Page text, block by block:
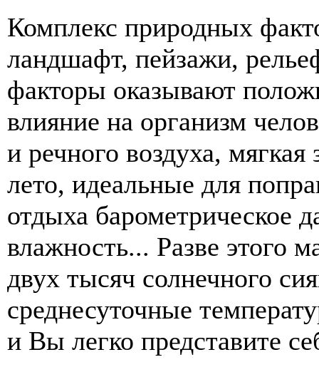
Комплекс природных
ландшафт, пейзажи,
факторы оказывают
влияние на организм
и речного воздуха,
лето, идеальные для
отдыха барометрическое
влажность... Разве этого
двух тысяч солнечного
среднесуточные
и Вы легко представите